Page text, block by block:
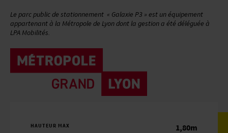
HAUTEUR MAX 1,80m
Le parc public de stationnement « Galaxie P3 » est un équipement
appartenant à la Métropole de Lyon dont la gestion a été déléguée à
LPA Mobilités.